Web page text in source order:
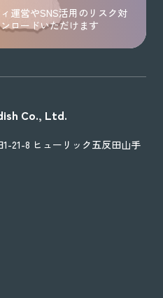
運営やSNS活用のリスク対
ロードいただけます
Co., Ltd.
21-8 ヒューリック五反田山手